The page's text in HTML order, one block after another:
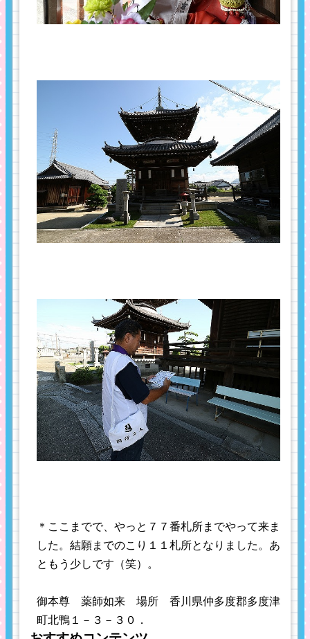
＊ここまでで、やっと７７番札所までやって来ま
した。結願までのこり１１札所となりました。あ
ともう少しです（笑）。
御本尊 薬師如来 場所 香川県仲多度郡多度津
町北鴨１－３－３０．